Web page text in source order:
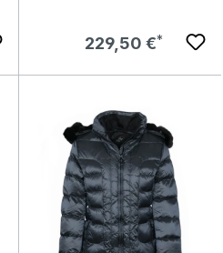
Regulärer Preis:
229,50 €